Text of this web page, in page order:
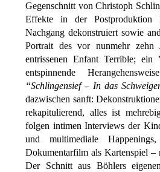
Gegenschnitt von Christoph
Effekte in der Postproduktion
Nachgang dekonstruiert sowie
Portrait des vor nunmehr zehn
entrissenen Enfant Terrible;
entspinnende
“Schlingensief – In das
dazwischen sanft:
rekapitulierend, alles ist
folgen intimen Interviews der
und multimediale
Dokumentarfilm als Kartenspiel –
Der Schnitt aus Böhlers